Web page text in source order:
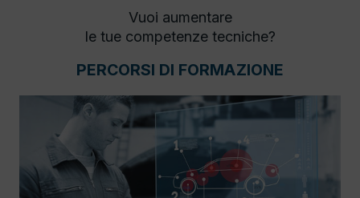
Vuoi aumentare
le tue competenze tecniche?
PERCORSI DI FORMAZIONE